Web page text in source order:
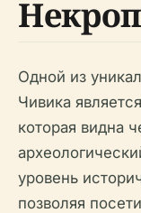
Одной из
Чивика
которая видна
уровень
позволяя